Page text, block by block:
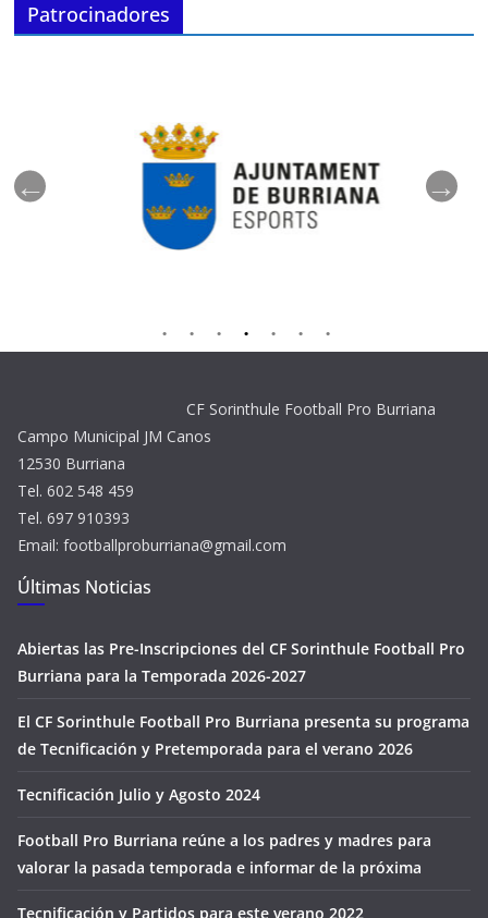
Patrocinadores
CF Sorinthule Football Pro Burriana
Campo Municipal JM Canos
12530 Burriana
Tel. 602 548 459
Tel. 697 910393
Email: footballproburriana@gmail.com
Últimas Noticias
Abiertas las Pre-Inscripciones del CF Sorinthule Football Pro
Burriana para la Temporada 2026-2027
El CF Sorinthule Football Pro Burriana presenta su programa
de Tecnificación y Pretemporada para el verano 2026
Tecnificación Julio y Agosto 2024
Football Pro Burriana reúne a los padres y madres para
valorar la pasada temporada e informar de la próxima
Tecnificación y Partidos para este verano 2022